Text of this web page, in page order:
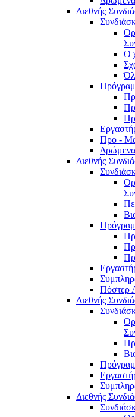
Διεθνής
Ο
Προ -
Δρώμενα
Διεθνής
Πόστερ
Διεθνής
Διεθνής